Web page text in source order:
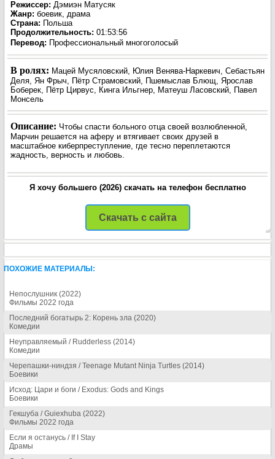
Режиссер: Дэмиэн Матусяк
Жанр: боевик, драма
Страна: Польша
Продолжительность: 01:53:56
Перевод: Профессиональный многоголосый
В ролях: Мацей Мусяловский, Юлия Венява-Наркевич, Себастьян
Деля, Ян Фрыч, Пётр Страмовский, Пшемыслав Блющ, Ярослав
Боберек, Пётр Цирвус, Кинга Ильгнер, Матеуш Ласовский, Павел
Монсель
Описание: Чтобы спасти больного отца своей возлюбленной,
Марчин решается на аферу и втягивает своих друзей в
масштабное киберпреступление, где тесно переплетаются
жадность, верность и любовь.
Я хочу большего (2026) скачать на телефон бесплатно
Скачать с сайта
ПОХОЖИЕ МАТЕРИАЛЫ:
Непослушник (2022)
Фильмы 2022 года
Последний богатырь 2: Корень зла (2020)
Комедии
Неуправляемый / Rudderless (2014)
Комедии
Черепашки-ниндзя / Teenage Mutant Ninja Turtles (2014)
Боевики
Исход: Цари и боги / Exodus: Gods and Kings
Боевики
Гекшуба / Guiexhuba (2022)
Фильмы 2022 года
Если я останусь / If I Stay
Драмы